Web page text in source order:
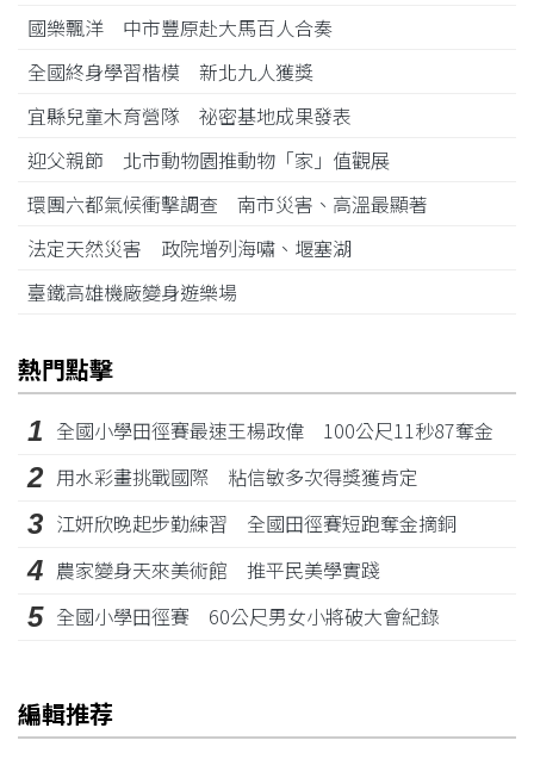
國樂飄洋 中市豐原赴大馬百人合奏
全國終身學習楷模 新北九人獲獎
宜縣兒童木育營隊 祕密基地成果發表
迎父親節 北市動物園推動物「家」值觀展
環團六都氣候衝擊調查 南市災害、高溫最顯著
法定天然災害 政院增列海嘯、堰塞湖
臺鐵高雄機廠變身遊樂場
熱門點擊
1 全國小學田徑賽最速王楊政偉 100公尺11秒87奪金
2 用水彩畫挑戰國際 粘信敏多次得獎獲肯定
3 江姸欣晚起步勤練習 全國田徑賽短跑奪金摘銅
4 農家變身天來美術館 推平民美學實踐
5 全國小學田徑賽 60公尺男女小將破大會紀錄
編輯推荐